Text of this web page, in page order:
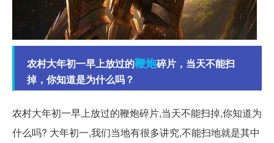
农村大年初一早上放过的鞭炮碎片，当天不能扫
掉，你知道是为什么吗？
农村大年初一早上放过的鞭炮碎片,当天不能扫掉,你知道为
什么吗? 大年初一,我们当地有很多讲究,不能扫地就是其中